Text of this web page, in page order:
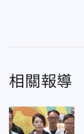
相關報導